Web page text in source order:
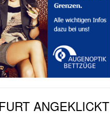
ANGEKLICKT